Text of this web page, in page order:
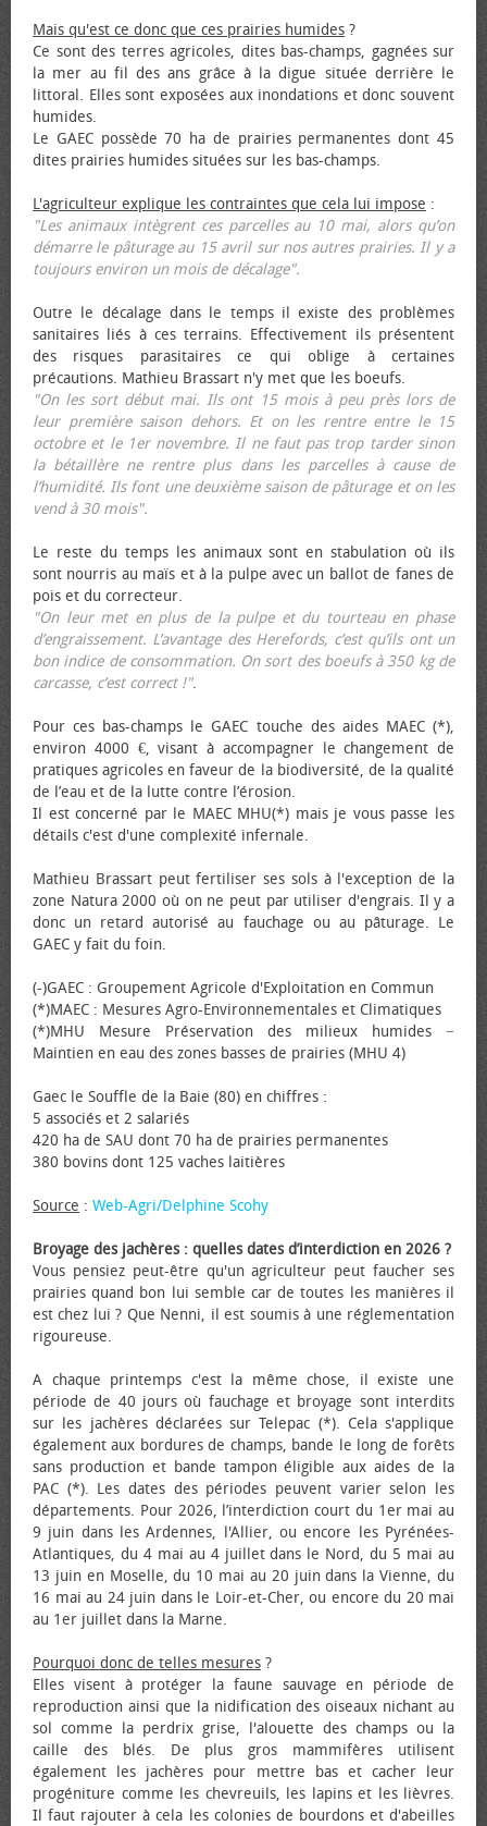
Mais qu'est ce donc que ces prairies humides ?
Ce sont des terres agricoles, dites bas-champs, gagnées sur
la mer au fil des ans grâce à la digue située derrière le
littoral. Elles sont exposées aux inondations et donc souvent
humides.
Le GAEC possède 70 ha de prairies permanentes dont 45
dites prairies humides situées sur les bas-champs.
L'agriculteur explique les contraintes que cela lui impose :
"Les animaux intègrent ces parcelles au 10 mai, alors qu’on
démarre le pâturage au 15 avril sur nos autres prairies. Il y a
toujours environ un mois de décalage".
Outre le décalage dans le temps il existe des problèmes
sanitaires liés à ces terrains. Effectivement ils présentent
des risques parasitaires ce qui oblige à certaines
précautions. Mathieu Brassart n'y met que les bœufs.
"On les sort début mai. Ils ont 15 mois à peu près lors de
leur première saison dehors. Et on les rentre entre le 15
octobre et le 1er novembre. Il ne faut pas trop tarder sinon
la bétaillère ne rentre plus dans les parcelles à cause de
l’humidité. Ils font une deuxième saison de pâturage et on les
vend à 30 mois".
Le reste du temps les animaux sont en stabulation où ils
sont nourris au maïs et à la pulpe avec un ballot de fanes de
pois et du correcteur.
"On leur met en plus de la pulpe et du tourteau en phase
d’engraissement. L’avantage des Herefords, c’est qu’ils ont un
bon indice de consommation. On sort des bœufs à 350 kg de
carcasse, c’est correct !".
Pour ces bas-champs le GAEC touche des aides MAEC (*),
environ 4000 €, visant à accompagner le changement de
pratiques agricoles en faveur de la biodiversité, de la qualité
de l’eau et de la lutte contre l’érosion.
Il est concerné par le MAEC MHU(*) mais je vous passe les
détails c'est d'une complexité infernale.
Mathieu Brassart peut fertiliser ses sols à l'exception de la
zone Natura 2000 où on ne peut par utiliser d'engrais. Il y a
donc un retard autorisé au fauchage ou au pâturage. Le
GAEC y fait du foin.
(-)GAEC : Groupement Agricole d'Exploitation en Commun
(*)MAEC : Mesures Agro-Environnementales et Climatiques
(*)MHU Mesure Préservation des milieux humides −
Maintien en eau des zones basses de prairies (MHU 4)
Gaec le Souffle de la Baie (80) en chiffres :
5 associés et 2 salariés
420 ha de SAU dont 70 ha de prairies permanentes
380 bovins dont 125 vaches laitières
Source : Web-Agri/Delphine Scohy
Broyage des jachères : quelles dates d’interdiction en 2026 ?
Vous pensiez peut-être qu'un agriculteur peut faucher ses
prairies quand bon lui semble car de toutes les manières il
est chez lui ? Que Nenni, il est soumis à une réglementation
rigoureuse.
A chaque printemps c'est la même chose, il existe une
période de 40 jours où fauchage et broyage sont interdits
sur les jachères déclarées sur Telepac (*). Cela s'applique
également aux bordures de champs, bande le long de forêts
sans production et bande tampon éligible aux aides de la
PAC (*). Les dates des périodes peuvent varier selon les
départements. Pour 2026, l’interdiction court du 1er mai au
9 juin dans les Ardennes, l'Allier, ou encore les Pyrénées-
Atlantiques, du 4 mai au 4 juillet dans le Nord, du 5 mai au
13 juin en Moselle, du 10 mai au 20 juin dans la Vienne, du
16 mai au 24 juin dans le Loir-et-Cher, ou encore du 20 mai
au 1er juillet dans la Marne.
Pourquoi donc de telles mesures ?
Elles visent à protéger la faune sauvage en période de
reproduction ainsi que la nidification des oiseaux nichant au
sol comme la perdrix grise, l'alouette des champs ou la
caille des blés. De plus gros mammifères utilisent
également les jachères pour mettre bas et cacher leur
progéniture comme les chevreuils, les lapins et les lièvres.
Il faut rajouter à cela les colonies de bourdons et d'abeilles